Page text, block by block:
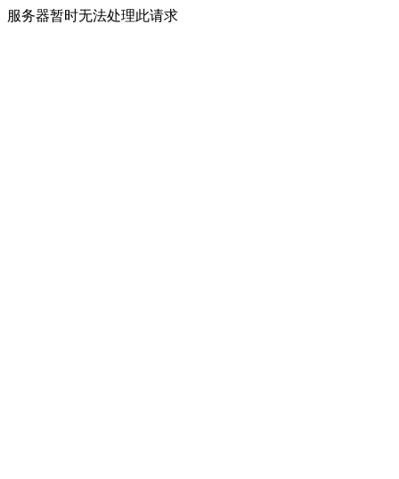
服务器暂时无法处理此请求